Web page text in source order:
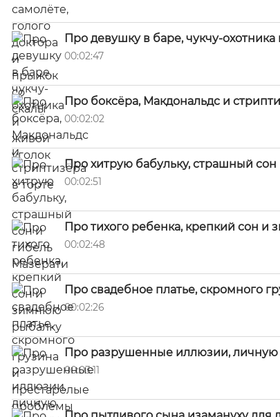
Про девушку в баре, чукчу-
00:02:47
Про боксёра, Макдональдс и
00:02:02
Про хитрую бабульку, страшный
00:02:51
Про тихого ребенка, крепкий сон
00:02:48
Про свадебное платье, скромного
00:02:26
Про разрушенные иллюзии,
00:03:11